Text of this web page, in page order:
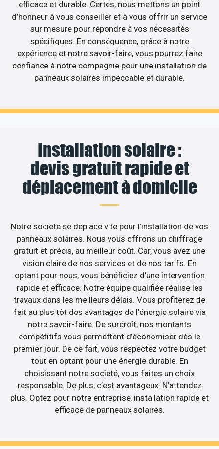
efficace et durable. Certes, nous mettons un point
d’honneur à vous conseiller et à vous offrir un service
sur mesure pour répondre à vos nécessités
spécifiques. En conséquence, grâce à notre
expérience et notre savoir-faire, vous pourrez faire
confiance à notre compagnie pour une installation de
panneaux solaires impeccable et durable.
Installation solaire :
devis gratuit rapide et
déplacement à domicile
Notre société se déplace vite pour l’installation de vos
panneaux solaires. Nous vous offrons un chiffrage
gratuit et précis, au meilleur coût. Car, vous avez une
vision claire de nos services et de nos tarifs. En
optant pour nous, vous bénéficiez d’une intervention
rapide et efficace. Notre équipe qualifiée réalise les
travaux dans les meilleurs délais. Vous profiterez de
fait au plus tôt des avantages de l’énergie solaire via
notre savoir-faire. De surcroît, nos montants
compétitifs vous permettent d’économiser dès le
premier jour. De ce fait, vous respectez votre budget
tout en optant pour une énergie durable. En
choisissant notre société, vous faites un choix
responsable. De plus, c’est avantageux. N’attendez
plus. Optez pour notre entreprise, installation rapide et
efficace de panneaux solaires.